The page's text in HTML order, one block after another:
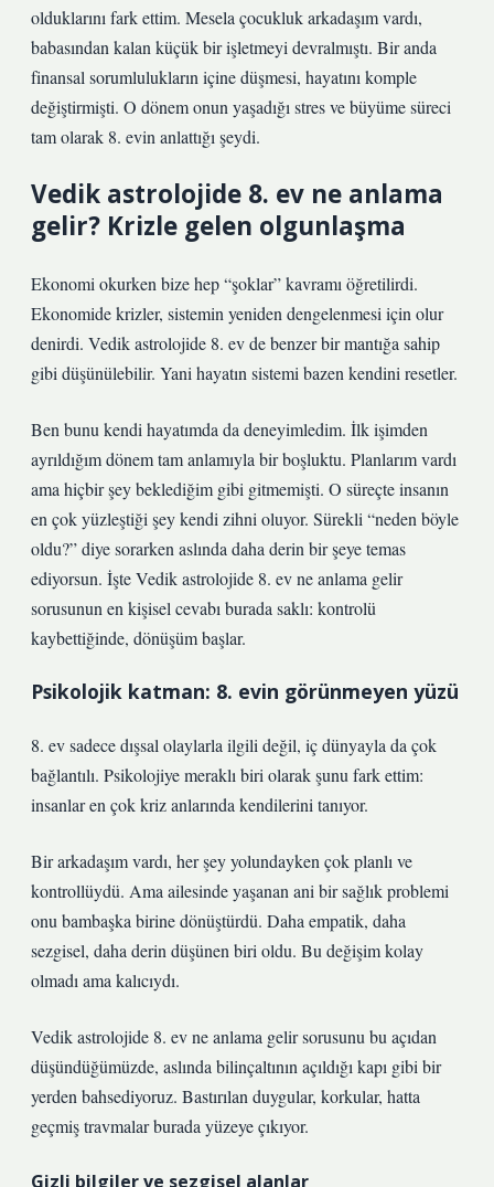
olduklarını fark ettim. Mesela çocukluk arkadaşım vardı,
babasından kalan küçük bir işletmeyi devralmıştı. Bir anda
finansal sorumlulukların içine düşmesi, hayatını komple
değiştirmişti. O dönem onun yaşadığı stres ve büyüme süreci
tam olarak 8. evin anlattığı şeydi.
Vedik astrolojide 8. ev ne anlama
gelir? Krizle gelen olgunlaşma
Ekonomi okurken bize hep “şoklar” kavramı öğretilirdi.
Ekonomide krizler, sistemin yeniden dengelenmesi için olur
denirdi. Vedik astrolojide 8. ev de benzer bir mantığa sahip
gibi düşünülebilir. Yani hayatın sistemi bazen kendini resetler.
Ben bunu kendi hayatımda da deneyimledim. İlk işimden
ayrıldığım dönem tam anlamıyla bir boşluktu. Planlarım vardı
ama hiçbir şey beklediğim gibi gitmemişti. O süreçte insanın
en çok yüzleştiği şey kendi zihni oluyor. Sürekli “neden böyle
oldu?” diye sorarken aslında daha derin bir şeye temas
ediyorsun. İşte Vedik astrolojide 8. ev ne anlama gelir
sorusunun en kişisel cevabı burada saklı: kontrolü
kaybettiğinde, dönüşüm başlar.
Psikolojik katman: 8. evin görünmeyen yüzü
8. ev sadece dışsal olaylarla ilgili değil, iç dünyayla da çok
bağlantılı. Psikolojiye meraklı biri olarak şunu fark ettim:
insanlar en çok kriz anlarında kendilerini tanıyor.
Bir arkadaşım vardı, her şey yolundayken çok planlı ve
kontrollüydü. Ama ailesinde yaşanan ani bir sağlık problemi
onu bambaşka birine dönüştürdü. Daha empatik, daha
sezgisel, daha derin düşünen biri oldu. Bu değişim kolay
olmadı ama kalıcıydı.
Vedik astrolojide 8. ev ne anlama gelir sorusunu bu açıdan
düşündüğümüzde, aslında bilinçaltının açıldığı kapı gibi bir
yerden bahsediyoruz. Bastırılan duygular, korkular, hatta
geçmiş travmalar burada yüzeye çıkıyor.
Gizli bilgiler ve sezgisel alanlar